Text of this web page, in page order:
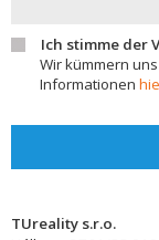
Ich stimme der
Wir kümmern
Informationen
TUreality s.r.o.